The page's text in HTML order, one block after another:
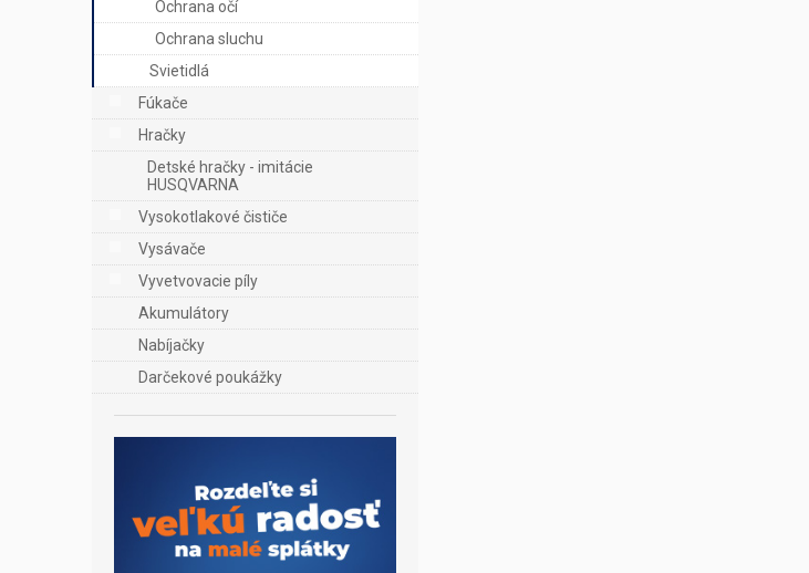
Ochrana očí
Ochrana sluchu
Svietidlá
Fúkače
Hračky
Detské hračky - imitácie
HUSQVARNA
Vysokotlakové čističe
Vysávače
Vyvetvovacie píly
Akumulátory
Nabíjačky
Darčekové poukážky